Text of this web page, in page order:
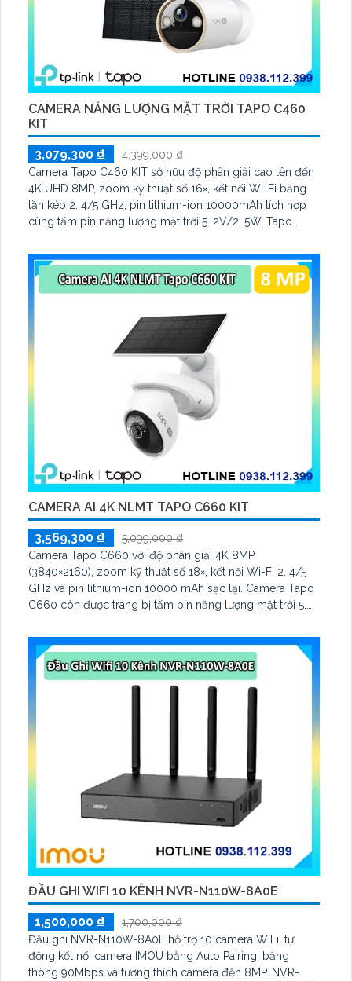
CAMERA NĂNG LƯỢNG MẶT TRỜI TAPO C460
KIT
3,079,300 ₫
4,399,000 ₫
Camera Tapo C460 KIT sở hữu độ phân giải cao lên đến
4K UHD 8MP, zoom kỹ thuật số 16×, kết nối Wi-Fi băng
tần kép 2. 4/5 GHz, pin lithium-ion 10000mAh tích hợp
cùng tấm pin năng lượng mặt trời 5. 2V/2. 5W. Tapo
biến Starlight, tầm nhìn lên đến 15 m
CAMERA AI 4K NLMT TAPO C660 KIT
3,569,300 ₫
5,099,000 ₫
Camera Tapo C660 với độ phân giải 4K 8MP
(3840×2160), zoom kỹ thuật số 18×, kết nối Wi-Fi 2. 4/5
GHz và pin lithium-ion 10000 mAh sạc lại. Camera Tapo
C660 còn được trang bị tấm pin năng lượng mặt trời 5.
tiện, lưu trữ thẻ microSD tối đa 512 GB
ĐẦU GHI WIFI 10 KÊNH NVR-N110W-8A0E
1,500,000 ₫
1,700,000 ₫
Đầu ghi NVR-N110W-8A0E hỗ trợ 10 camera WiFi, tự
động kết nối camera IMOU bằng Auto Pairing, băng
thông 90Mbps và tương thích camera đến 8MP. NVR-